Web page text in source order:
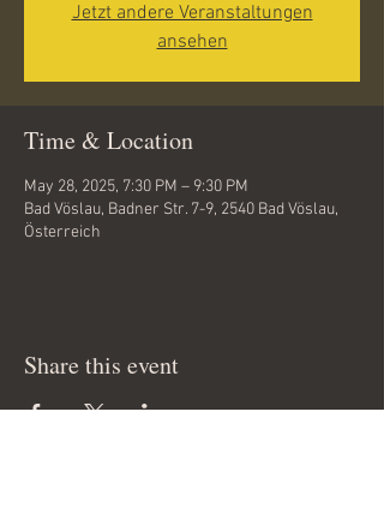
Jetzt andere Veranstaltungen
ansehen
Time & Location
May 28, 2025, 7:30 PM – 9:30 PM
Bad Vöslau, Badner Str. 7-9, 2540 Bad Vöslau,
Österreich
Share this event